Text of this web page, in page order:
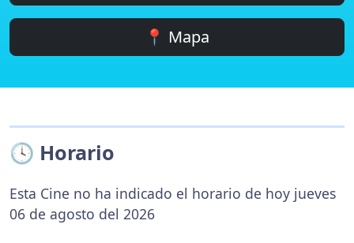
📍 Mapa
🕓 Horario
Esta Cine no ha indicado el horario de hoy jueves
06 de agosto del 2026